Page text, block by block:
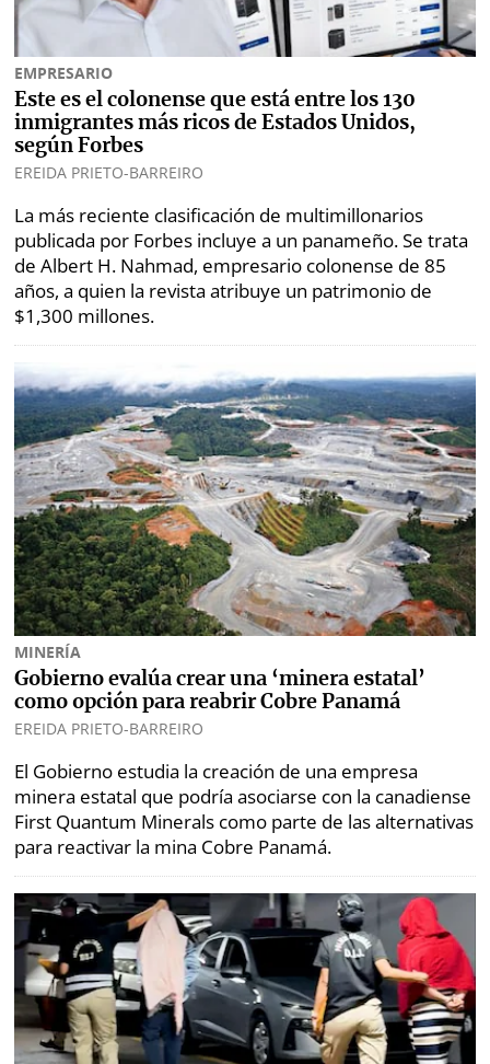
EMPRESARIO
Este es el colonense que está entre los 130
inmigrantes más ricos de Estados Unidos,
según Forbes
EREIDA PRIETO-BARREIRO
La más reciente clasificación de multimillonarios
publicada por Forbes incluye a un panameño. Se trata
de Albert H. Nahmad, empresario colonense de 85
años, a quien la revista atribuye un patrimonio de
$1,300 millones.
MINERÍA
Gobierno evalúa crear una ‘minera estatal’
como opción para reabrir Cobre Panamá
EREIDA PRIETO-BARREIRO
El Gobierno estudia la creación de una empresa
minera estatal que podría asociarse con la canadiense
First Quantum Minerals como parte de las alternativas
para reactivar la mina Cobre Panamá.